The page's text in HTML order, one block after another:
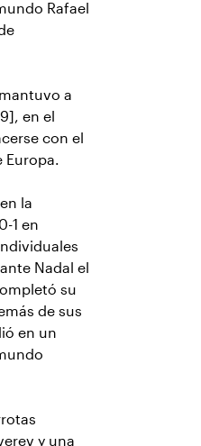
Rafael
a
en el
con el
Europa.
la
1 en
Nadal el
su
de sus
en un
y una